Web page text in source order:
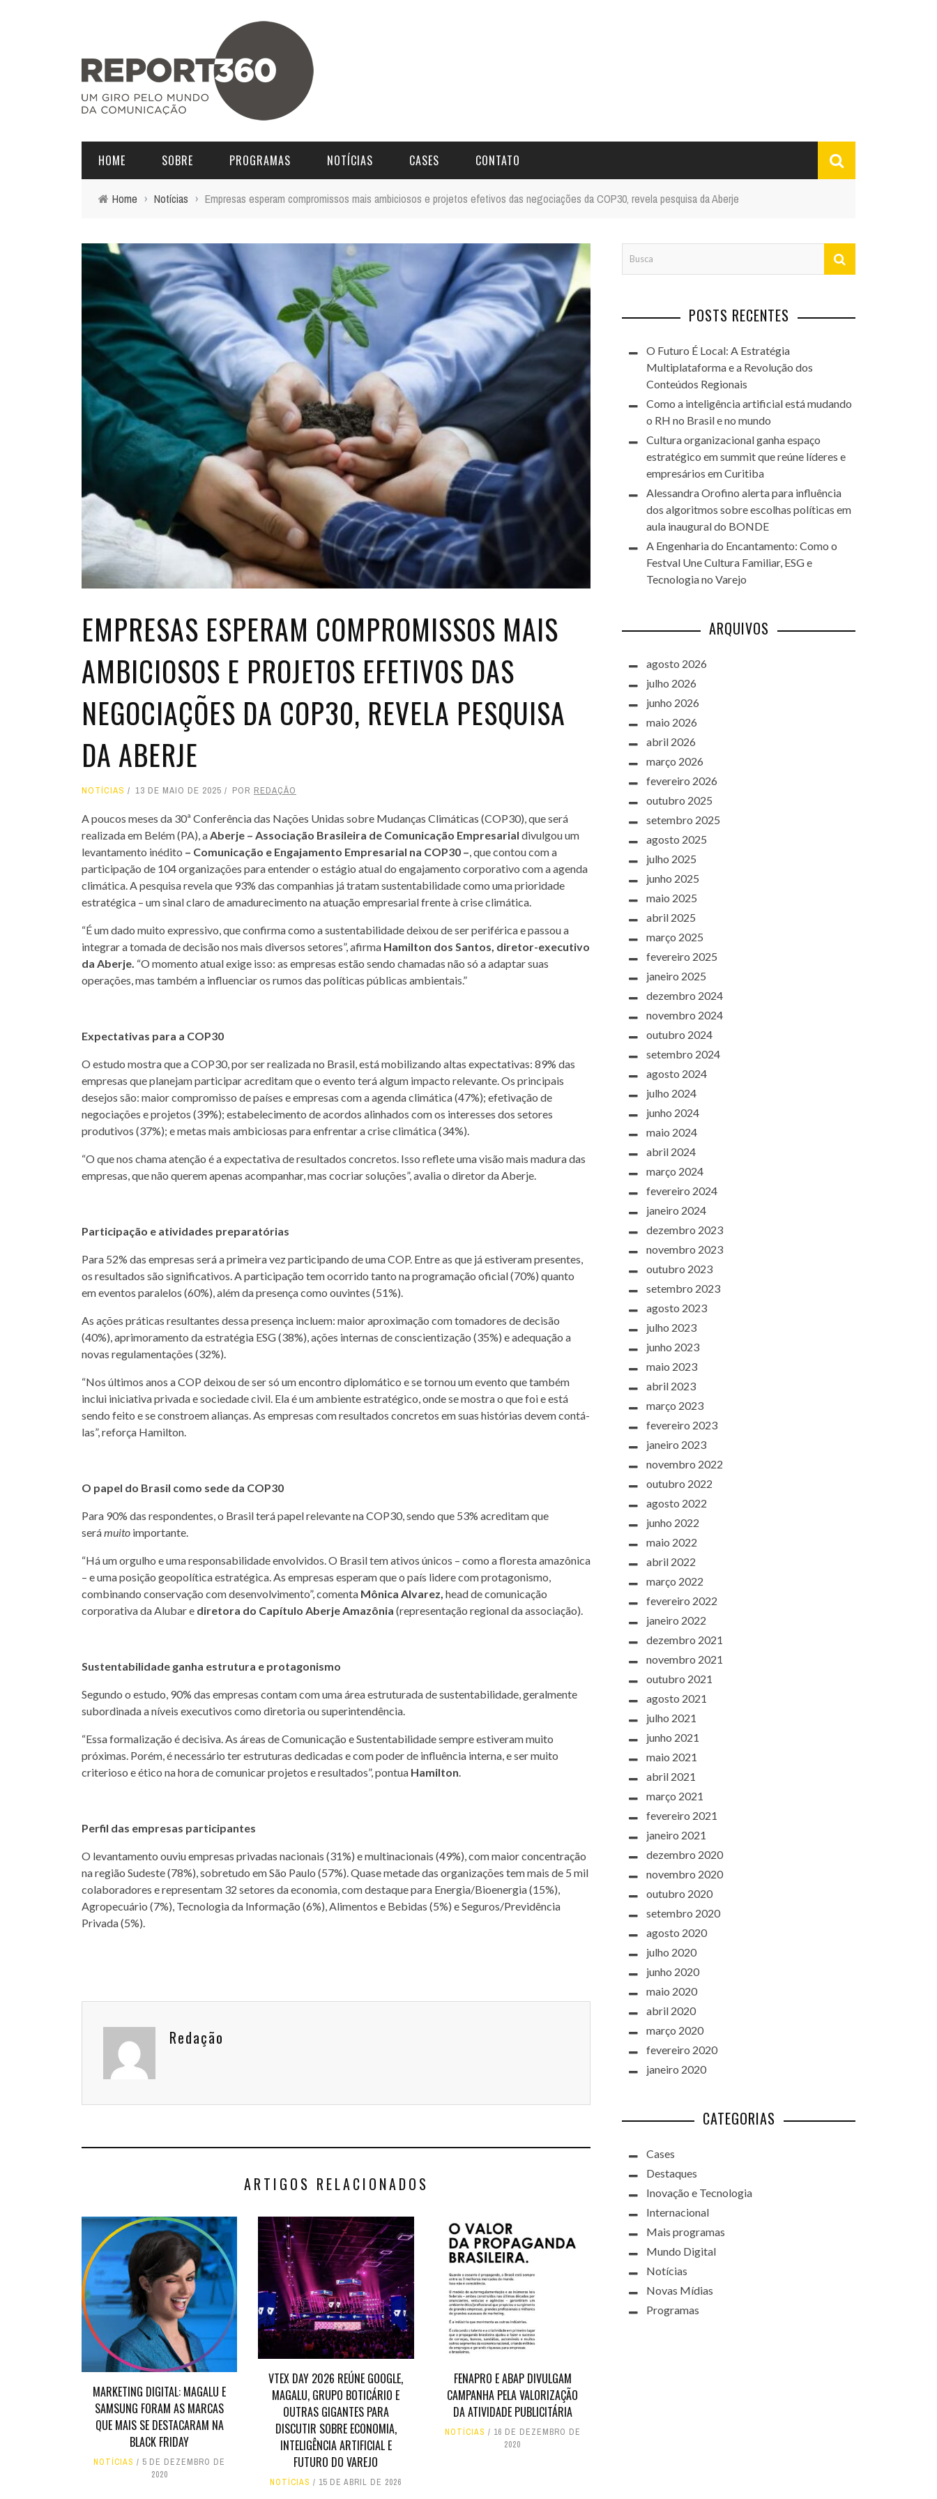
HOME SOBRE PROGRAMAS NOTÍCIAS CASES CONTATO
Home › Notícias › Empresas esperam compromissos mais ambiciosos e projetos efetivos das negociações da COP30, revela pesquisa da Aberje
EMPRESAS ESPERAM COMPROMISSOS MAIS
AMBICIOSOS E PROJETOS EFETIVOS DAS
NEGOCIAÇÕES DA COP30, REVELA PESQUISA
DA ABERJE
NOTÍCIAS 13 DE MAIO DE 2025 POR REDAÇÃO
A poucos meses da 30ª Conferência das Nações Unidas sobre Mudanças Climáticas (COP30), que será
realizada em Belém (PA), a Aberje – Associação Brasileira de Comunicação Empresarial divulgou um
levantamento inédito – Comunicação e Engajamento Empresarial na COP30 – , que contou com a
participação de 104 organizações para entender o estágio atual do engajamento corporativo com a agenda
climática. A pesquisa revela que 93% das companhias já tratam sustentabilidade como uma prioridade
estratégica – um sinal claro de amadurecimento na atuação empresarial frente à crise climática.
“É um dado muito expressivo, que confirma como a sustentabilidade deixou de ser periférica e passou a
integrar a tomada de decisão nos mais diversos setores”, afirma Hamilton dos Santos, diretor-executivo
da Aberje. “O momento atual exige isso: as empresas estão sendo chamadas não só a adaptar suas
operações, mas também a influenciar os rumos das políticas públicas ambientais.”
Expectativas para a COP30
O estudo mostra que a COP30, por ser realizada no Brasil, está mobilizando altas expectativas: 89% das
empresas que planejam participar acreditam que o evento terá algum impacto relevante. Os principais
desejos são: maior compromisso de países e empresas com a agenda climática (47%); efetivação de
negociações e projetos (39%); estabelecimento de acordos alinhados com os interesses dos setores
produtivos (37%); e metas mais ambiciosas para enfrentar a crise climática (34%).
“O que nos chama atenção é a expectativa de resultados concretos. Isso reflete uma visão mais madura das
empresas, que não querem apenas acompanhar, mas cocriar soluções”, avalia o diretor da Aberje.
Participação e atividades preparatórias
Para 52% das empresas será a primeira vez participando de uma COP. Entre as que já estiveram presentes,
os resultados são significativos. A participação tem ocorrido tanto na programação oficial (70%) quanto
em eventos paralelos (60%), além da presença como ouvintes (51%).
As ações práticas resultantes dessa presença incluem: maior aproximação com tomadores de decisão
(40%), aprimoramento da estratégia ESG (38%), ações internas de conscientização (35%) e adequação a
novas regulamentações (32%).
“Nos últimos anos a COP deixou de ser só um encontro diplomático e se tornou um evento que também
inclui iniciativa privada e sociedade civil. Ela é um ambiente estratégico, onde se mostra o que foi e está
sendo feito e se constroem alianças. As empresas com resultados concretos em suas histórias devem contá-
las”, reforça Hamilton.
O papel do Brasil como sede da COP30
Para 90% das respondentes, o Brasil terá papel relevante na COP30, sendo que 53% acreditam que
serámuito importante.
“Há um orgulho e uma responsabilidade envolvidos. O Brasil tem ativos únicos – como a floresta amazônica
– e uma posição geopolítica estratégica. As empresas esperam que o país lidere com protagonismo,
combinando conservação com desenvolvimento”, comenta Mônica Alvarez, head de comunicação
corporativa da Alubar e diretora do Capítulo Aberje Amazônia (representação regional da associação).
Sustentabilidade ganha estrutura e protagonismo
Segundo o estudo, 90% das empresas contam com uma área estruturada de sustentabilidade, geralmente
subordinada a níveis executivos como diretoria ou superintendência.
“Essa formalização é decisiva. As áreas de Comunicação e Sustentabilidade sempre estiveram muito
próximas. Porém, é necessário ter estruturas dedicadas e com poder de influência interna, e ser muito
criterioso e ético na hora de comunicar projetos e resultados”, pontua Hamilton
Perfil das empresas participantes
O levantamento ouviu empresas privadas nacionais (31%) e multinacionais (49%), com maior concentração
na região Sudeste (78%), sobretudo em São Paulo (57%). Quase metade das organizações tem mais de 5 mil
colaboradores e representam 32 setores da economia, com destaque para Energia/Bioenergia (15%),
Agropecuário (7%), Tecnologia da Informação (6%), Alimentos e Bebidas (5%) e Seguros/Previdência
Privada (5%).
Redação
ARTIGOS RELACIONADOS
MARKETING DIGITAL: MAGALU E
SAMSUNG FORAM AS MARCAS
QUE MAIS SE DESTACARAM NA
BLACK FRIDAY
NOTÍCIAS
5 DE DEZEMBRO DE
2020
VTEX DAY 2026 REÚNE GOOGLE,
MAGALU, GRUPO BOTICÁRIO E
OUTRAS GIGANTES PARA
DISCUTIR SOBRE ECONOMIA,
INTELIGÊNCIA ARTIFICIAL E
FUTURO DO VAREJO
NOTÍCIAS 15 DE ABRIL DE 2026
FENAPRO E ABAP DIVULGAM
CAMPANHA PELA VALORIZAÇÃO
DA ATIVIDADE PUBLICITÁRIA
NOTÍCIAS
16 DE DEZEMBRO DE
2020
POSTS RECENTES
O Futuro É Local: A Estratégia
Multiplataforma e a Revolução dos
Conteúdos Regionais
Como a inteligência artificial está mudando
o RH no Brasil e no mundo
Cultura organizacional ganha espaço
estratégico em summit que reúne líderes e
empresários em Curitiba
Alessandra Orofino alerta para influência
dos algoritmos sobre escolhas políticas em
aula inaugural do BONDE
A Engenharia do Encantamento: Como o
Festval Une Cultura Familiar, ESG e
Tecnologia no Varejo
ARQUIVOS
agosto 2026
julho 2026
junho 2026
maio 2026
abril 2026
março 2026
fevereiro 2026
outubro 2025
setembro 2025
agosto 2025
julho 2025
junho 2025
maio 2025
abril 2025
março 2025
fevereiro 2025
janeiro 2025
dezembro 2024
novembro 2024
outubro 2024
setembro 2024
agosto 2024
julho 2024
junho 2024
maio 2024
abril 2024
março 2024
fevereiro 2024
janeiro 2024
dezembro 2023
novembro 2023
outubro 2023
setembro 2023
agosto 2023
julho 2023
junho 2023
maio 2023
abril 2023
março 2023
fevereiro 2023
janeiro 2023
novembro 2022
outubro 2022
agosto 2022
junho 2022
maio 2022
abril 2022
março 2022
fevereiro 2022
janeiro 2022
dezembro 2021
novembro 2021
outubro 2021
agosto 2021
julho 2021
junho 2021
maio 2021
abril 2021
março 2021
fevereiro 2021
janeiro 2021
dezembro 2020
novembro 2020
outubro 2020
setembro 2020
agosto 2020
julho 2020
junho 2020
maio 2020
abril 2020
março 2020
fevereiro 2020
janeiro 2020
CATEGORIAS
Cases
Destaques
Inovação e Tecnologia
Internacional
Mais programas
Mundo Digital
Notícias
Novas Mídias
Programas